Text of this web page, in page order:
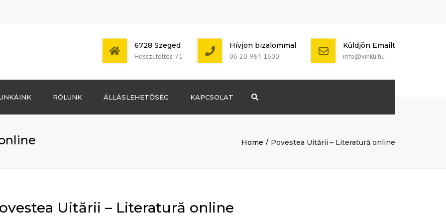
Bejegyzések
Mon - Sat: 7:00 -
+ 386 40 111
6728 Szeged
Hosszútöltés 71
Hívjon bizalommal
06 20 984 1600
Küldjön Emailt
info@vinkli.hu
RÓLUNK ÁLLÁSLEHETŐSÉG KAPCSOLAT
Home Povestea Uitării – Literatură online
Uitării – Literatură online